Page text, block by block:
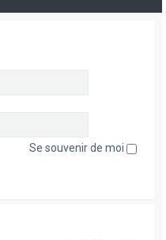
Se souvenir de moi